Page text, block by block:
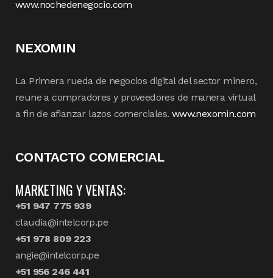
www.nochedenegocio.com
NEXOMIN
La Primera rueda de negocios digital del sector minero,
reune a compradores y proveedores de manera virtual
a fin de afianzar lazos comerciales. www.nexomin.com
CONTACTO COMERCIAL
MARKETING Y VENTAS:
+51 947 775 939
claudia@intelcorp.pe
+51 978 809 223
angie@intelcorp.pe
+51 956 246 441